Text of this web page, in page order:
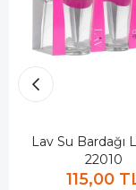
Lav Su Bardağı
22010
115,00